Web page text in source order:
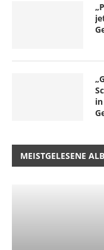
MEISTGELESENE